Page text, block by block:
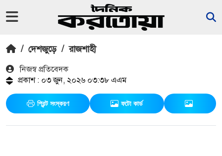
/ দেশজুড়ে / রাজশাহী
নিজস্ব প্রতিবেদক
প্রকাশ : ০৩ জুন, ২০২৬ ০৩:৩৮ এএম
প্রিন্ট সংস্করণ ফটো কার্ড